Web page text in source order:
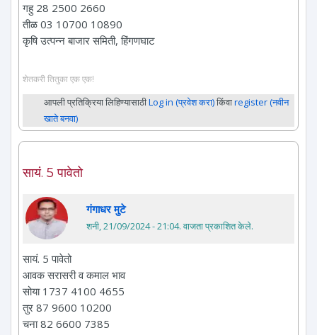
गहु 28 2500 2660
तीळ 03 10700 10890
कृषि उत्पन्न बाजार समिती, हिंगणघाट
शेतकरी तितुका एक एक!
आपली प्रतिक्रिया लिहिण्यासाठीLog in (प्रवेश करा)किंवाregister (नवीन
खाते बनवा)
सायं. 5 पावेतो
गंगाधर मुटे
शनी, 21/09/2024 - 21:04. वाजता प्रकाशित केले.
सायं. 5 पावेतो
आवक सरासरी व कमाल भाव
सोया 1737 4100 4655
तुर 87 9600 10200
चना 82 6600 7385